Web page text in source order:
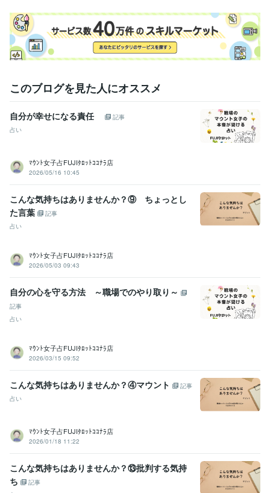
占い インスピレーションタロット
悩み相談・カウンセリング 心理カウンセラー
このブログを見た人にオススメ
自分が幸せになる責任
記事
占い
ﾏｳﾝﾄ女子占FUJIﾀﾛｯﾄｺｺﾅﾗ店
2026/05/16 10:45
こんな気持ちはありませんか？⑨ ちょっとし
た言葉
記事
占い
ﾏｳﾝﾄ女子占FUJIﾀﾛｯﾄｺｺﾅﾗ店
2026/05/03 09:43
自分の心を守る方法 ～職場でのやり取り～
記事
占い
ﾏｳﾝﾄ女子占FUJIﾀﾛｯﾄｺｺﾅﾗ店
2026/03/15 09:52
こんな気持ちはありませんか？④マウント
記事
占い
ﾏｳﾝﾄ女子占FUJIﾀﾛｯﾄｺｺﾅﾗ店
2026/01/18 11:22
こんな気持ちはありませんか？⑬批判する気持
ち
記事